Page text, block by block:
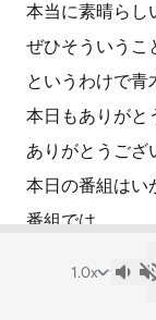
本当に素晴らし
ぜひそういうこ
というわけで青
本日もありがと
ありがとうござ
本日の番組はい
番組では
青木武氏への